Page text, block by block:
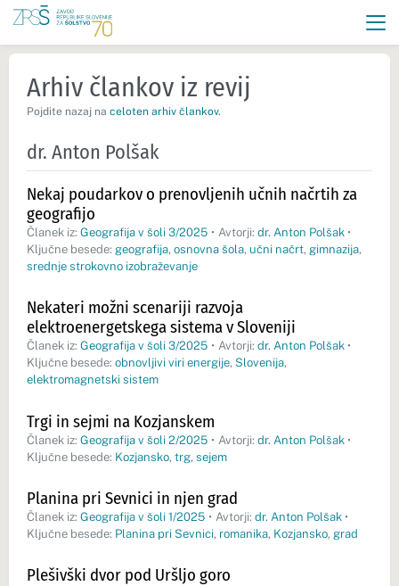
Arhiv člankov iz revij
Pojdite nazaj na celoten arhiv člankov.
dr. Anton Polšak
Nekaj poudarkov o prenovljenih učnih načrtih za
geografijo
Članek iz: Geografija v šoli 3/2025 • Avtorji: dr. Anton Polšak •
Ključne besede: geografija, osnovna šola, učni načrt, gimnazija,
srednje strokovno izobraževanje
Nekateri možni scenariji razvoja
elektroenergetskega sistema v Sloveniji
Članek iz: Geografija v šoli 3/2025 • Avtorji: dr. Anton Polšak •
Ključne besede: obnovljivi viri energije, Slovenija,
elektromagnetski sistem
Trgi in sejmi na Kozjanskem
Članek iz: Geografija v šoli 2/2025 • Avtorji: dr. Anton Polšak •
Ključne besede: Kozjansko, trg, sejem
Planina pri Sevnici in njen grad
Članek iz: Geografija v šoli 1/2025 • Avtorji: dr. Anton Polšak •
Ključne besede: Planina pri Sevnici, romanika, Kozjansko, grad
Plešivški dvor pod Uršljo goro